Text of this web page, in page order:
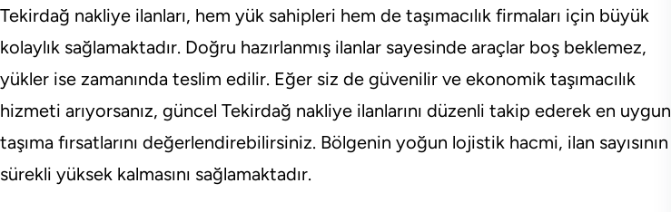
Tekirdağ nakliye ilanları, hem yük sahipleri hem de taşımacılık firmaları için büyük
kolaylık sağlamaktadır. Doğru hazırlanmış ilanlar sayesinde araçlar boş beklemez,
yükler ise zamanında teslim edilir. Eğer siz de güvenilir ve ekonomik taşımacılık
hizmeti arıyorsanız, güncel Tekirdağ nakliye ilanlarını düzenli takip ederek en uygun
taşıma fırsatlarını değerlendirebilirsiniz. Bölgenin yoğun lojistik hacmi, ilan sayısının
sürekli yüksek kalmasını sağlamaktadır.